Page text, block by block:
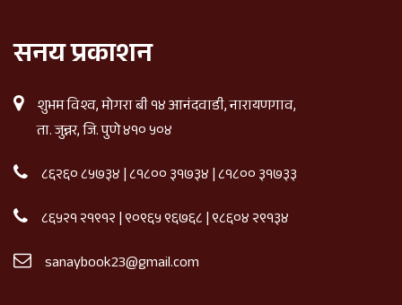
सनय प्रकाशन
शुभम विश्व, मोगरा बी १४ आनंदवाडी, नारायणगाव,
ता. जुन्नर, जि. पुणे ४१० ५०४
८६२६० ८५७३४|८१८०० ३१७३४|८१८०० ३१७३३
८६५२१ २१९१२|९०९६५ ९६७६८|९८६०४ २९१३४
sanaybook23@gmail.com